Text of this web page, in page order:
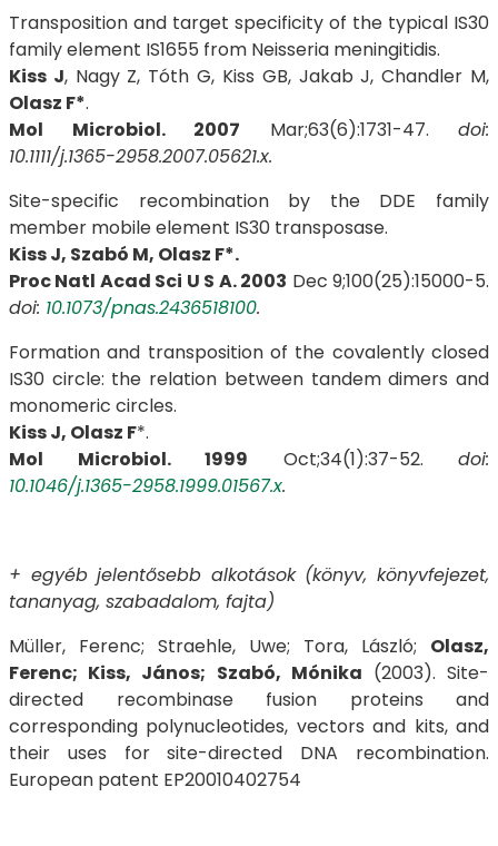
Transposition and target specificity of the typical IS30
family element IS1655 from Neisseria meningitidis.
Kiss J, Nagy Z, Tóth G, Kiss GB, Jakab J, Chandler M,
Olasz F*.
Mol Microbiol. 2007 Mar;63(6):1731-47. doi:
10.1111/j.1365-2958.2007.05621.x.
Site-specific recombination by the DDE family
member mobile element IS30 transposase.
Kiss J, Szabó M, Olasz F*.
Proc Natl Acad Sci U S A. 2003 Dec 9;100(25):15000-5.
doi: 10.1073/pnas.2436518100.
Formation and transposition of the covalently closed
IS30 circle: the relation between tandem dimers and
monomeric circles.
Kiss J, Olasz F*.
Mol Microbiol. 1999 Oct;34(1):37-52. doi:
10.1046/j.1365-2958.1999.01567.x.
+ egyéb jelentősebb alkotások (könyv, könyvfejezet,
tananyag, szabadalom, fajta)
Müller, Ferenc; Straehle, Uwe; Tora, László; Olasz,
Ferenc; Kiss, János; Szabó, Mónika (2003). Site-
directed recombinase fusion proteins and
corresponding polynucleotides, vectors and kits, and
their uses for site-directed DNA recombination.
European patent EP20010402754